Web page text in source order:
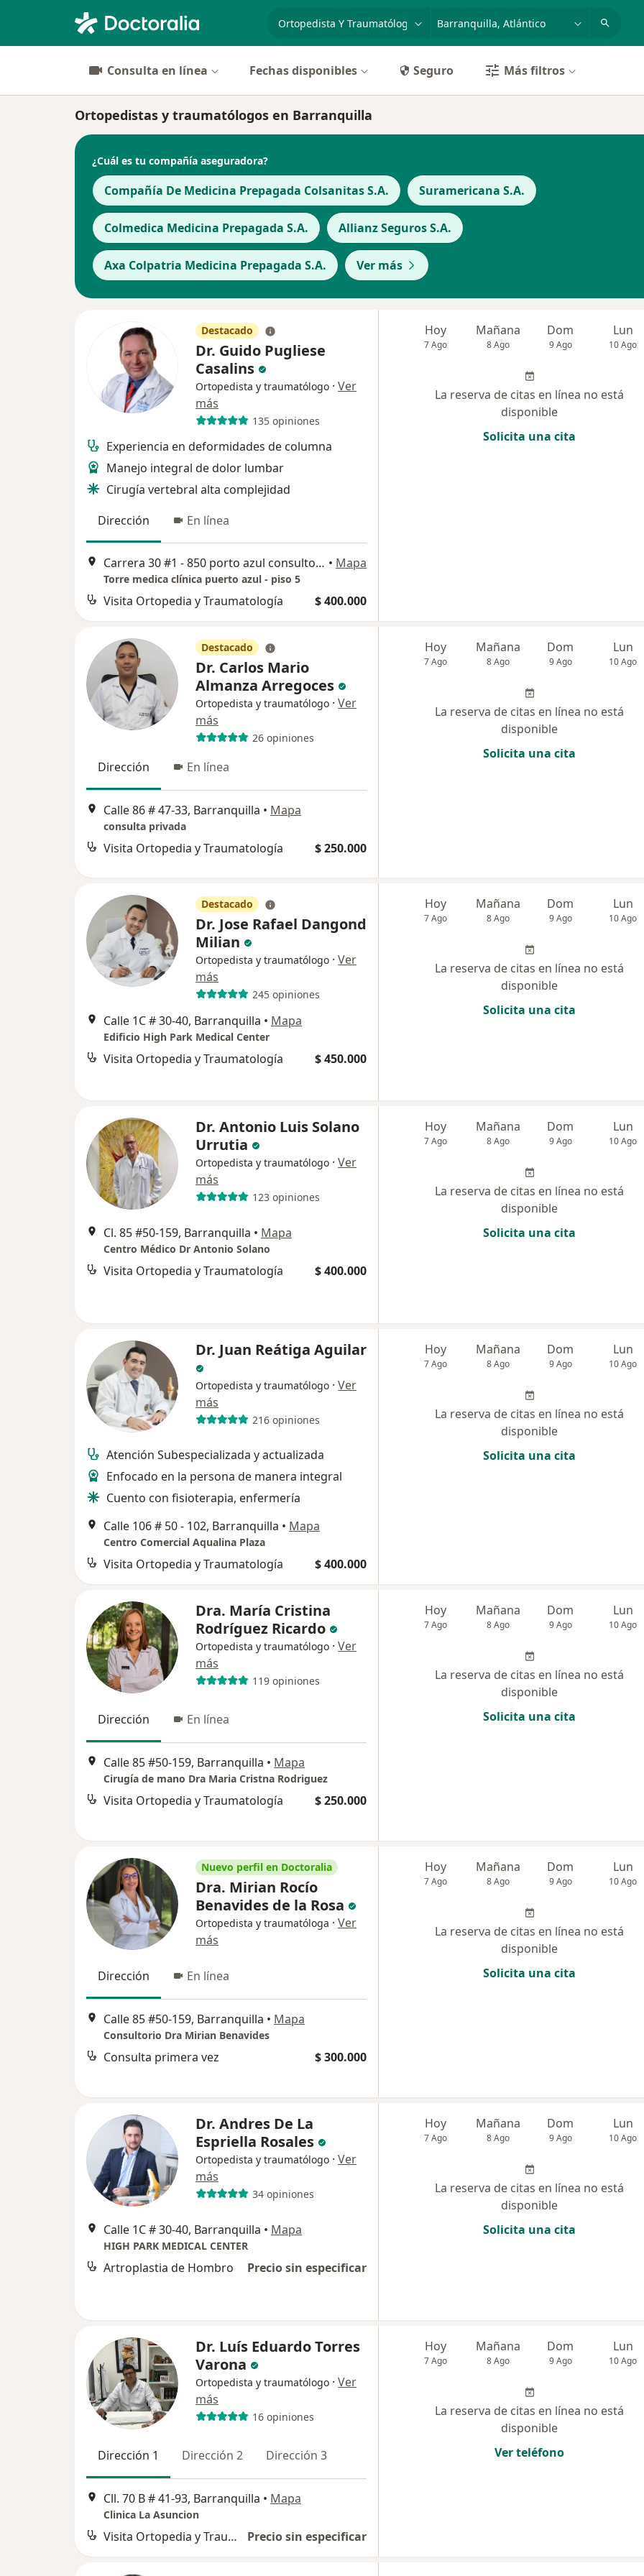
especialidad, enfermedad o nombre
Consulta en línea Fechas disponibles Seguro Más filtros
Ortopedistas y traumatólogos en Barranquilla
¿Cuál es tu compañía aseguradora?
Compañía De Medicina Prepagada Colsanitas S.A. Suramericana S.A.
Colmedica Medicina Prepagada S.A. Allianz Seguros S.A.
Axa Colpatria Medicina Prepagada S.A. Ver más
Destacado
Dr. Guido Pugliese
Casalins
Ortopedista y traumatólogo · Ver
más
135 opiniones
Experiencia en deformidades de columna
Manejo integral de dolor lumbar
Cirugía vertebral alta complejidad
Dirección
En línea
Carrera 30 #1 - 850 porto azul consultorio 503, Puerto Colombia • Mapa
Torre medica clínica puerto azul - piso 5
Visita Ortopedia y Traumatología $ 400.000
Hoy
7 Ago
Mañana
8 Ago
Dom
9 Ago
Lun
10 Ago
La reserva de citas en línea no está
disponible
Solicita una cita
Destacado
Dr. Carlos Mario
Almanza Arregoces
Ortopedista y traumatólogo · Ver
más
26 opiniones
Dirección En línea
Calle 86 # 47-33, Barranquilla • Mapa
consulta privada
Visita Ortopedia y Traumatología $ 250.000
Hoy
7 Ago
Mañana
8 Ago
Dom
9 Ago
Lun
10 Ago
La reserva de citas en línea no está
disponible
Solicita una cita
Destacado
Dr. Jose Rafael Dangond
Milian
Ortopedista y traumatólogo · Ver
más
245 opiniones
Calle 1C # 30-40, Barranquilla • Mapa
Edificio High Park Medical Center
Visita Ortopedia y Traumatología $ 450.000
Hoy
7 Ago
Mañana
8 Ago
Dom
9 Ago
Lun
10 Ago
La reserva de citas en línea no está
disponible
Solicita una cita
Dr. Antonio Luis Solano
Urrutia
Ortopedista y traumatólogo · Ver
más
123 opiniones
Cl. 85 #50-159, Barranquilla • Mapa
Centro Médico Dr Antonio Solano
Visita Ortopedia y Traumatología $ 400.000
Hoy
7 Ago
Mañana
8 Ago
Dom
9 Ago
Lun
10 Ago
La reserva de citas en línea no está
disponible
Solicita una cita
Dr. Juan Reátiga Aguilar
Ortopedista y traumatólogo · Ver
más
216 opiniones
Atención Subespecializada y actualizada
Enfocado en la persona de manera integral
Cuento con fisioterapia, enfermería
Calle 106 # 50 - 102, Barranquilla • Mapa
Centro Comercial Aqualina Plaza
Visita Ortopedia y Traumatología $ 400.000
Hoy
7 Ago
Mañana
8 Ago
Dom
9 Ago
Lun
10 Ago
La reserva de citas en línea no está
disponible
Solicita una cita
Dra. María Cristina
Rodríguez Ricardo
Ortopedista y traumatólogo · Ver
más
119 opiniones
Dirección En línea
Calle 85 #50-159, Barranquilla • Mapa
Cirugía de mano Dra Maria Cristna Rodriguez
Visita Ortopedia y Traumatología $ 250.000
Hoy
7 Ago
Mañana
8 Ago
Dom
9 Ago
Lun
10 Ago
La reserva de citas en línea no está
disponible
Solicita una cita
Nuevo perfil en Doctoralia
Dra. Mirian Rocío
Benavides de la Rosa
Ortopedista y traumatóloga · Ver
más
Dirección En línea
Calle 85 #50-159, Barranquilla • Mapa
Consultorio Dra Mirian Benavides
Consulta primera vez $ 300.000
Hoy
7 Ago
Mañana
8 Ago
Dom
9 Ago
Lun
10 Ago
La reserva de citas en línea no está
disponible
Solicita una cita
Dr. Andres De La
Espriella Rosales
Ortopedista y traumatólogo · Ver
más
34 opiniones
Calle 1C # 30-40, Barranquilla • Mapa
HIGH PARK MEDICAL CENTER
Artroplastia de Hombro Precio sin especificar
Hoy
7 Ago
Mañana
8 Ago
Dom
9 Ago
Lun
10 Ago
La reserva de citas en línea no está
disponible
Solicita una cita
Dr. Luís Eduardo Torres
Varona
Ortopedista y traumatólogo · Ver
más
16 opiniones
Dirección 1 Dirección 2 Dirección 3
Cll. 70 B # 41-93, Barranquilla • Mapa
Clinica La Asuncion
Visita Ortopedia y Traumatología Precio sin especificar
Hoy
7 Ago
Mañana
8 Ago
Dom
9 Ago
Lun
10 Ago
La reserva de citas en línea no está
disponible
Ver teléfono